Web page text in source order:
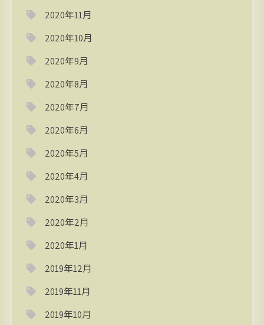
2020年11月
2020年10月
2020年9月
2020年8月
2020年7月
2020年6月
2020年5月
2020年4月
2020年3月
2020年2月
2020年1月
2019年12月
2019年11月
2019年10月